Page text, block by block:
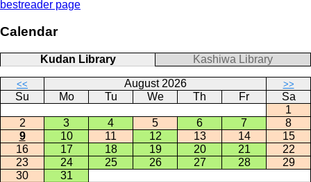
bestreader page
Calendar
Kudan Library Kashiwa Library
<< August 2026 >>
Su Mo Tu We Th Fr
Sa
1
2
3 4 5 6 7
8
9
10 11 12 13 14
15
16
17 18 19 20 21
22
23
24 25 26 27 28
29
30
31